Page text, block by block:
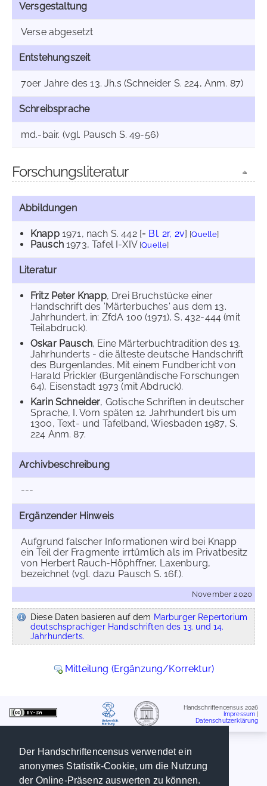
Der Handschriftencensus verwendet ein
anonymes Statistik-Cookie, um die Nutzung
der Online-Präsenz auswerten zu können.
Versgestaltung
Verse abgesetzt
Entstehungszeit
70er Jahre des 13. Jh.s (Schneider S. 224, Anm. 87)
Schreibsprache
md.-bair. (vgl. Pausch S. 49-56)
Forschungsliteratur
Abbildungen
Knapp1971, nach S. 442 [= Bl. 2r, 2v] [Quelle]
Pausch1973, Tafel I-XIV [Quelle]
Literatur
Fritz Peter Knapp, Drei Bruchstücke einer
Handschrift des 'Märterbuches' aus dem 13.
Jahrhundert, in: ZfdA 100 (1971), S. 432-444 (mit
Teilabdruck).
Oskar Pausch, Eine Märterbuchtradition des 13.
Jahrhunderts - die älteste deutsche Handschrift
des Burgenlandes. Mit einem Fundbericht von
Harald Prickler (Burgenländische Forschungen
64), Eisenstadt 1973 (mit Abdruck).
Karin Schneider, Gotische Schriften in deutscher
Sprache, I. Vom späten 12. Jahrhundert bis um
1300, Text- und Tafelband, Wiesbaden 1987, S.
224 Anm. 87.
Archivbeschreibung
---
Ergänzender Hinweis
Aufgrund falscher Informationen wird bei Knapp
ein Teil der Fragmente irrtümlich als im Privatbesitz
von Herbert Rauch-Höphffner, Laxenburg,
bezeichnet (vgl. dazu Pausch S. 16f.).
November 2020
Diese Daten basieren auf dem Marburger Repertorium
deutschsprachiger Handschriften des 13. und 14.
Jahrhunderts.
Mitteilung (Ergänzung/Korrektur)
Handschriftencensus 2026
Impressum
Datenschutzerklärung